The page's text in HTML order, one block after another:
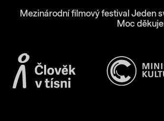
Mezinárodní filmový festival Jeden
Moc